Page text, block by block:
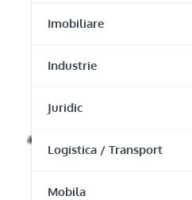
Imobiliare
Industrie
Juridic
Logistica / Transport
Mobila